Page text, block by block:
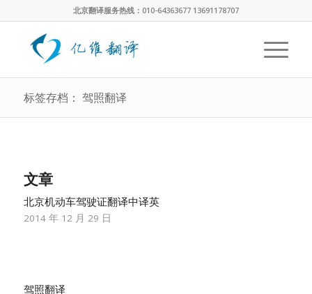
北京翻译服务热线：010-64363677 13691178707
标签存档： 驾照翻译
文章
北京机动车驾驶证翻译中译英
2014 年 12 月 29 日
驾照翻译